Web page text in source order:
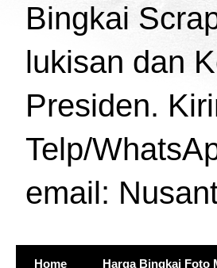
Bingkai
lukisan dan
Presiden.
Telp/
email:
Home Harga Bingkai Foto